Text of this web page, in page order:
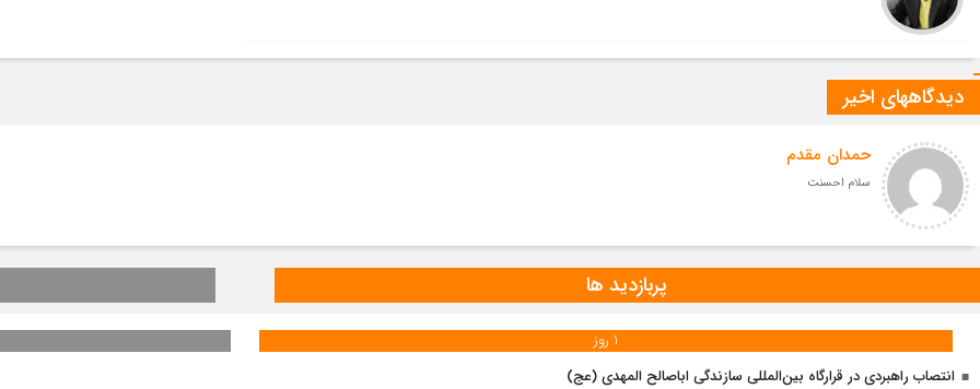
دیدگاههای اخیر
حمدان مقدم
سلام احسنت
پربازدید ها
1 روز
انتصاب راهبردی در قرارگاه بین‌المللی سازندگی اباصالح المهدی (عج)